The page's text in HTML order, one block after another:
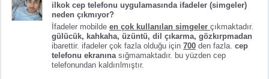
ilkok cep telefonu uygulamasında ifadeler (simgeler)
neden çıkmıyor?
İfadeler mobilde en çok kullanılan simgeler çıkmaktadır.
gülücük, kahkaha, üzüntü, dil çıkarma, gözkırpmadan
ibarettir. ifadeler çok fazla olduğu için 700 den fazla. cep
telefonu ekranınasığmamaktadır. bu yüzden cep
telefonundan kaldırılmıştır.